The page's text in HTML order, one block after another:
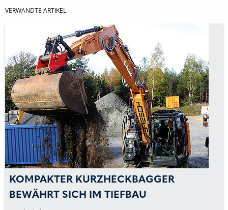
VERWANDTE ARTIKEL
KOMPAKTER KURZHECKBAGGER
BEWÄHRT SICH IM TIEFBAU